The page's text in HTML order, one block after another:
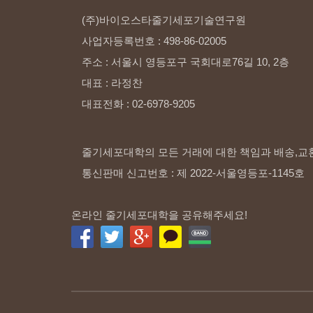
(주)바이오스타줄기세포기술연구원
사업자등록번호 : 498-86-02005
주소 : 서울시 영등포구 국회대로76길 10, 2층
대표 : 라정찬
대표전화 : 02-6978-9205
줄기세포대학의 모든 거래에 대한 책임과 배송,
통신판매 신고번호 : 제 2022-서울영등포-1145호
온라인 줄기세포대학을 공유해주세요!